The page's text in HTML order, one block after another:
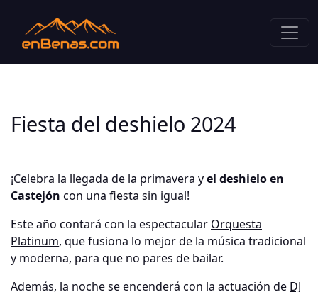
Fiesta del deshielo 2024
¡Celebra la llegada de la primavera yel deshielo en
Castejón con una fiesta sin igual!
Este año contará con la espectacular Orquesta
Platinum, que fusiona lo mejor de la música tradicional
y moderna, para que no pares de bailar.
Además, la noche se encenderá con la actuación de DJ